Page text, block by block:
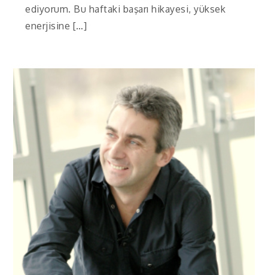
ediyorum. Bu haftaki başarı hikayesi, yüksek
enerjisine […]